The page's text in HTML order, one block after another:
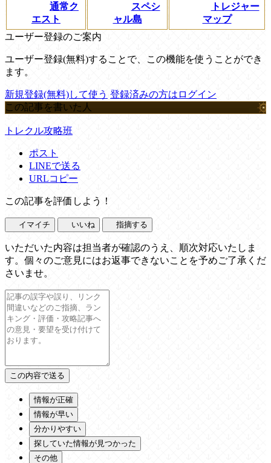
通常ク
エスト
スペシ
ャル島
トレジャー
マップ
ユーザー登録のご案内
ユーザー登録(無料)することで、この機能を使うことができ
ます。
新規登録(無料)して使う 登録済みの方はログイン
この記事を書いた人
トレクル攻略班
ポスト
LINEで送る
URLコピー
この記事を評価しよう！
イマイチ いいね 指摘する
いただいた内容は担当者が確認のうえ、順次対応いたしま
す。個々のご意見にはお返事できないことを予めご了承くだ
さいませ。
情報が正確
情報が早い
分かりやすい
探していた情報が見つかった
その他